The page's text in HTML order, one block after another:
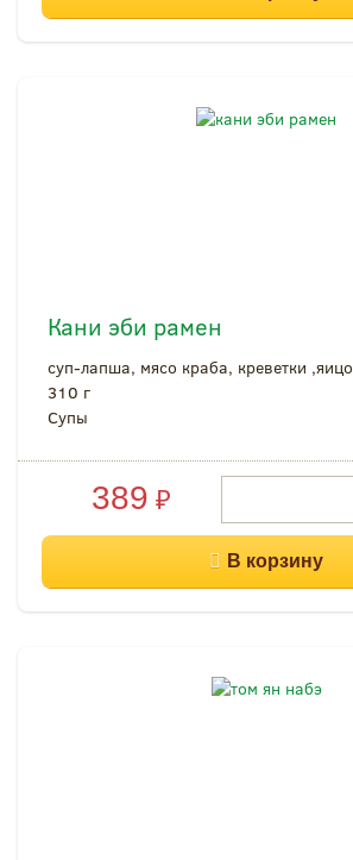
Кани эби рамен
суп-лапша, мясо краба, креветки ,яицо
310 г
Супы
389 ₽